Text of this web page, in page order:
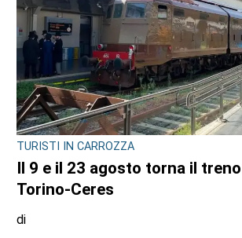
TURISTI IN CARROZZA
Il 9 e il 23 agosto torna il
Torino-Ceres
di